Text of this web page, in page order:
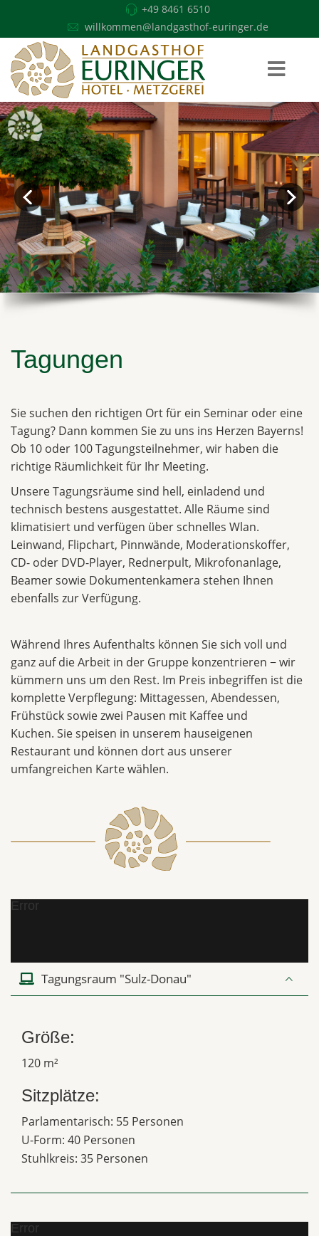
+49 8461 6510
willkommen@landgasthof-euringer.de
Tagungen
Sie suchen den richtigen Ort für ein Seminar oder eine
Tagung? Dann kommen Sie zu uns ins Herzen Bayerns!
Ob 10 oder 100 Tagungsteilnehmer, wir haben die
richtige Räumlichkeit für Ihr Meeting.
Unsere Tagungsräume sind hell, einladend und
technisch bestens ausgestattet. Alle Räume sind
klimatisiert und verfügen über schnelles Wlan.
Leinwand, Flipchart, Pinnwände, Moderationskoffer,
CD- oder DVD-Player, Rednerpult, Mikrofonanlage,
Beamer sowie Dokumentenkamera stehen Ihnen
ebenfalls zur Verfügung.
Während Ihres Aufenthalts können Sie sich voll und
ganz auf die Arbeit in der Gruppe konzentrieren − wir
kümmern uns um den Rest. Im Preis inbegriffen ist die
komplette Verpflegung: Mittagessen, Abendessen,
Frühstück sowie zwei Pausen mit Kaffee und
Kuchen. Sie speisen in unserem hauseigenen
Restaurant und können dort aus unserer
umfangreichen Karte wählen.
Error
Tagungsraum "Sulz-Donau"
Größe:
120 m²
Sitzplätze:
Parlamentarisch: 55 Personen
U-Form: 40 Personen
Stuhlkreis: 35 Personen
Error